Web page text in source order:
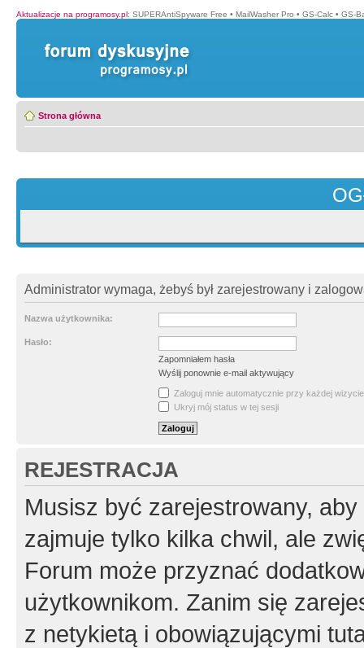
Aktualizacje na programosy.pl: SUPERAntiSpyware Free • MailWasher Pro • GS-Calc • GS-
Strona główna
Administrator wymaga, żebyś był zarejestrowany i
Nazwa użytkownika:
Hasło:
Zapomniałem hasła
Wyślij ponownie e-mail aktywujący
Zaloguj mnie automatycznie przy każdej wizycie
Ukryj mój status w tej sesji
REJESTRACJA
Musisz być zarejestrowany,
zajmuje tylko kilka chwil, ale
Forum może przyznać
użytkownikom. Zanim się
z netykietą i obowiązującymi